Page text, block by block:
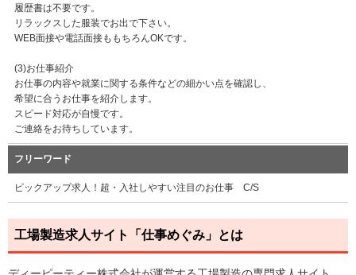
履歴書は不要です。
リラックスした服装でお出で下さい。
WEB面接や電話面接ももちろんOKです。
(3)お仕事紹介
お仕事の内容や就業に関する条件などの細かい点を確認し、
希望に合うお仕事を紹介します。
スピード対応が自慢です。
ご連絡をお待ちしています。
フリーワード
ピックアップ求人！超・入社しやすい注目のお仕事 C/S
工場製造求人サイト「仕事めぐみ」とは